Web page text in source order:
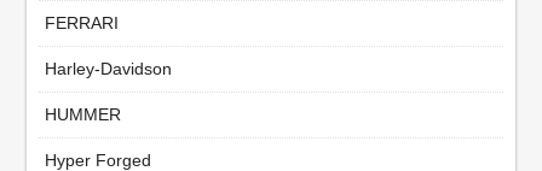
FERRARI
Harley-Davidson
HUMMER
Hyper Forged